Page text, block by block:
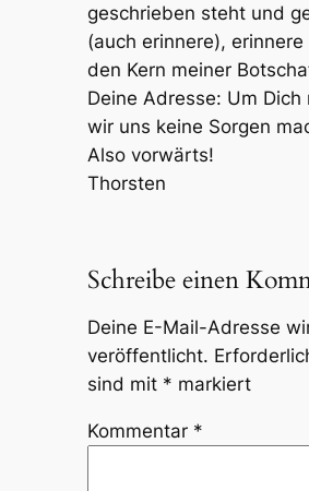
geschrieben steht und
(auch erinnere), erinnere
den Kern meiner
Deine Adresse: Um Dich
wir uns keine Sorgen
Also vorwärts!
Thorsten
Schreibe einen
Deine E-Mail-Adresse
veröffentlicht.
sind mit * markiert
Kommentar *